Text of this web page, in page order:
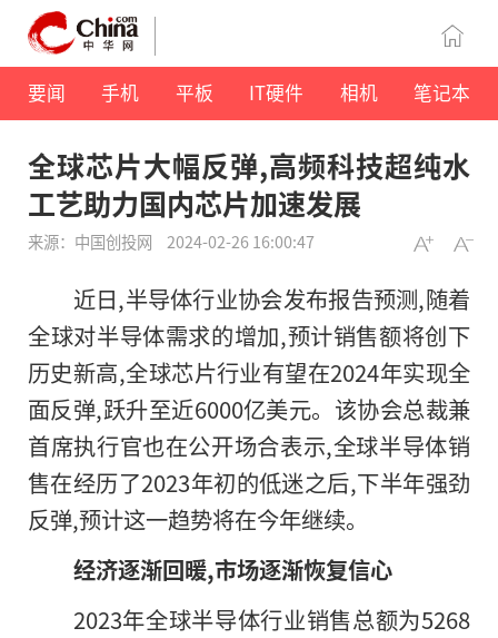
要闻 手机 平板 IT硬件 相机 笔记本
全球芯片大幅反弹,高频科技超纯水
工艺助力国内芯片加速发展
来源：中国创投网 2024-02-26 16:00:47
近日,半导体行业协会发布报告预测,随着
全球对半导体需求的增加,预计销售额将创下
历史新高,全球芯片行业有望在2024年实现全
面反弹,跃升至近6000亿美元。该协会总裁兼
首席执行官也在公开场合表示,全球半导体销
售在经历了2023年初的低迷之后,下半年强劲
反弹,预计这一趋势将在今年继续。
经济逐渐回暖,市场逐渐恢复信心
2023年全球半导体行业销售总额为5268